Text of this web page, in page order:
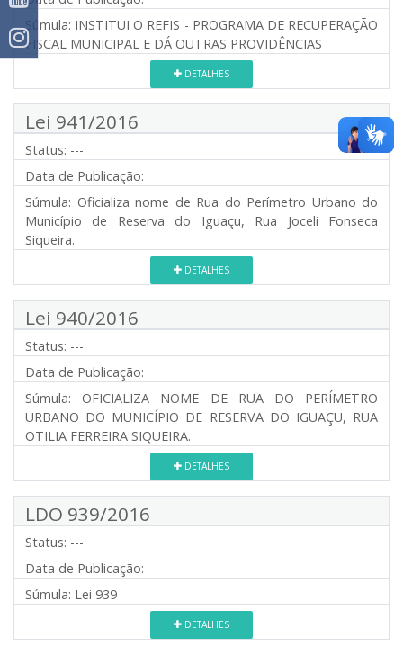
Súmula: INSTITUI O REFIS - PROGRAMA DE RECUPERAÇÃO
FISCAL MUNICIPAL E DÁ OUTRAS PROVIDÊNCIAS
DETALHES
Lei 941/2016
Status: ---
Data de Publicação:
Súmula: Oficializa nome de Rua do Perímetro Urbano do
Município de Reserva do Iguaçu, Rua Joceli Fonseca
Siqueira.
DETALHES
Lei 940/2016
Status: ---
Data de Publicação:
Súmula: OFICIALIZA NOME DE RUA DO PERÍMETRO
URBANO DO MUNICÍPIO DE RESERVA DO IGUAÇU, RUA
OTILIA FERREIRA SIQUEIRA.
DETALHES
LDO 939/2016
Status: ---
Data de Publicação:
Súmula: Lei 939
DETALHES